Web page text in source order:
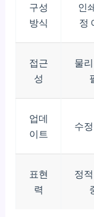
구성
방식
인
정
접근
성
물
업데
이트
수
표현
력
정